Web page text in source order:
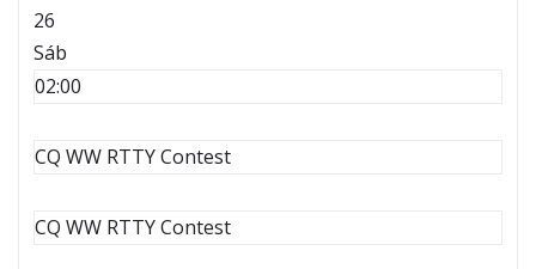
26
Sáb
02:00
CQ WW RTTY Contest
CQ WW RTTY Contest